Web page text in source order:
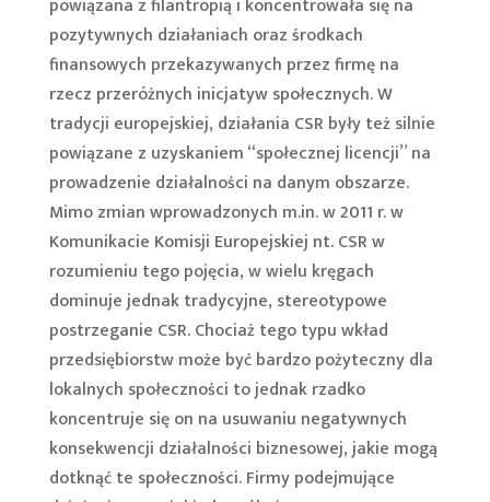
pozytywnych działaniach oraz środkach
finansowych przekazywanych przez firmę na
rzecz przeróżnych inicjatyw społecznych. W
tradycji europejskiej, działania CSR były też silnie
powiązane z uzyskaniem “społecznej licencji” na
prowadzenie działalności na danym obszarze.
Mimo zmian wprowadzonych m.in. w 2011 r. w
Komunikacie Komisji Europejskiej nt. CSR w
rozumieniu tego pojęcia, w wielu kręgach
dominuje jednak tradycyjne, stereotypowe
postrzeganie CSR. Chociaż tego typu wkład
przedsiębiorstw może być bardzo pożyteczny dla
lokalnych społeczności to jednak rzadko
koncentruje się on na usuwaniu negatywnych
konsekwencji działalności biznesowej, jakie mogą
dotknąć te społeczności. Firmy podejmujące